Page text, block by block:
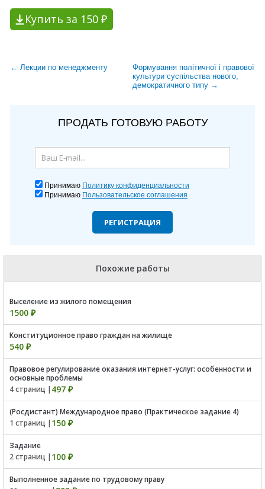
Купить за 150 ₽
← Лекции по менеджменту
Формування політичної і правової
культури суспільства нового,
демократичного типу →
ПРОДАТЬ ГОТОВУЮ РАБОТУ
Принимаю Политику конфиденциальности
Принимаю Пользовательское соглашения
РЕГИСТРАЦИЯ
Похожие работы
Выселение из жилого помещения
1500 ₽
Конституционное право граждан на жилище
540 ₽
Правовое регулирование оказания интернет-услуг: особенности и
основные проблемы
4 страниц | 497 ₽
(Росдистант) Международное право (Практическое задание 4)
1 страниц | 150 ₽
Задание
2 страниц | 100 ₽
Выполненное задание по трудовому праву